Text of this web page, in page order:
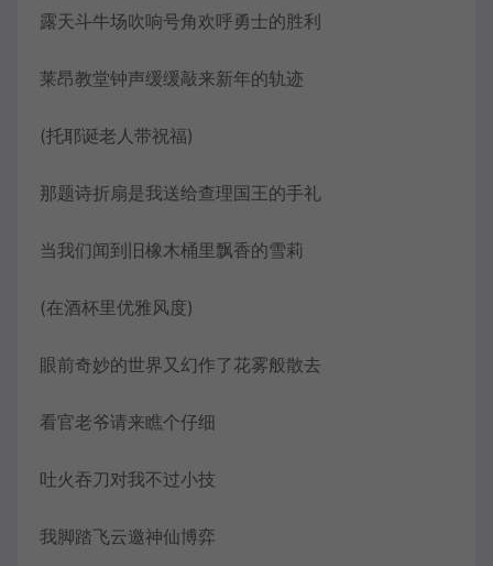
露天斗牛场吹响号角欢呼勇士的胜利
莱昂教堂钟声缓缓敲来新年的轨迹
(托耶诞老人带祝福)
那题诗折扇是我送给查理国王的手礼
当我们闻到旧橡木桶里飘香的雪莉
(在酒杯里优雅风度)
眼前奇妙的世界又幻作了花雾般散去
看官老爷请来瞧个仔细
吐火吞刀对我不过小技
我脚踏飞云邀神仙博弈